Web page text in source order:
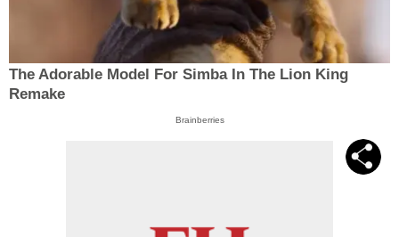
The Adorable Model For Simba In The Lion King
Remake
Brainberries